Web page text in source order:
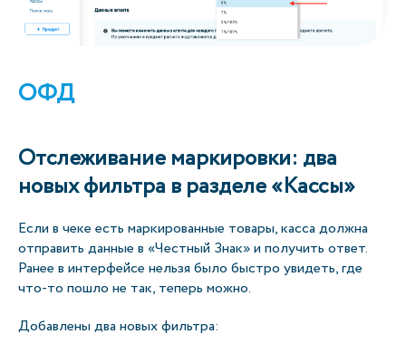
ОФД
Отслеживание маркировки: два
новых фильтра в разделе «Кассы»
Если в чеке есть маркированные товары, касса должна
отправить данные в «Честный Знак» и получить ответ.
Ранее в интерфейсе нельзя было быстро увидеть, где
что-то пошло не так, теперь можно.
Добавлены два новых фильтра: